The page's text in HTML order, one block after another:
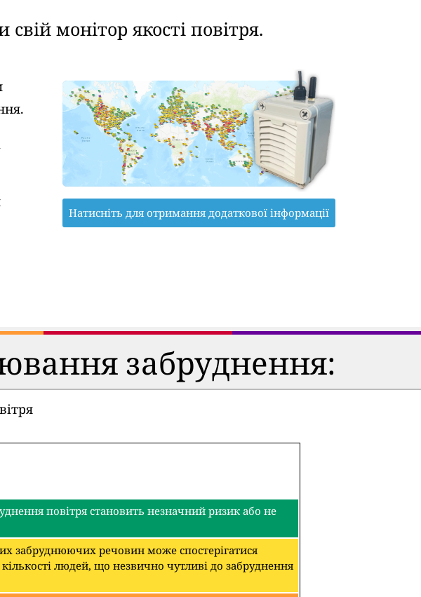
монітор якості повітря.
Натисніть для отримання додаткової інформації
забруднення:
повітря становить незначний ризик або не
забруднюючих речовин може спостерігатися
людей, що незвично чутливі до забруднення